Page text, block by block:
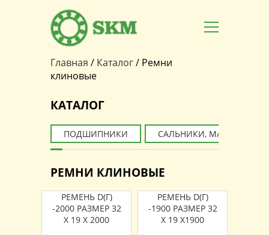
Вы здесь
Главная / Каталог/ Ремни
клиновые
КАТАЛОГ
ПОДШИПНИКИ САЛЬНИКИ, МАНЖЕТЫ
РЕМНИ КЛИНОВЫЕ
РЕМЕНЬ D(Г)
-2000 РАЗМЕР 32
X 19 X 2000
РЕМЕНЬ D(Г)
-1900 РАЗМЕР 32
X 19 X1900